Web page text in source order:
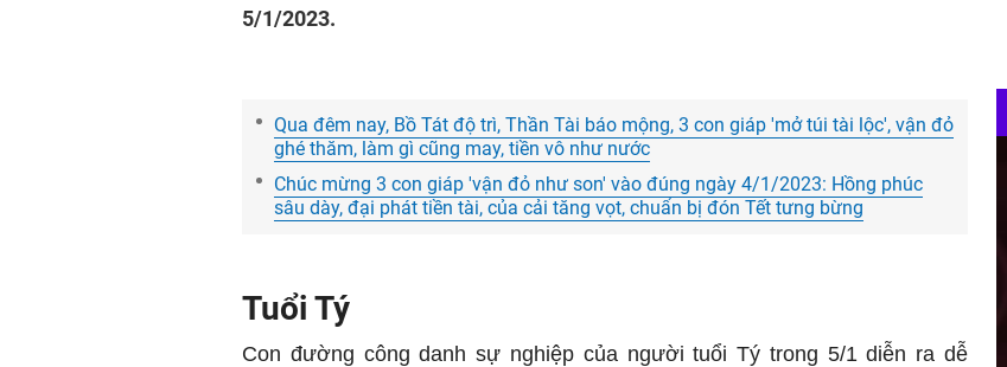
5/1/2023.
Qua đêm nay, Bồ Tát độ trì, Thần Tài báo mộng, 3 con giáp 'mở túi tài lộc', vận đỏ
ghé thăm, làm gì cũng may, tiền vô như nước
Chúc mừng 3 con giáp 'vận đỏ như son' vào đúng ngày 4/1/2023: Hồng phúc
sâu dày, đại phát tiền tài, của cải tăng vọt, chuẩn bị đón Tết tưng bừng
Tuổi Tý
Con đường công danh sự nghiệp của người tuổi Tý trong 5/1 diễn ra dễ